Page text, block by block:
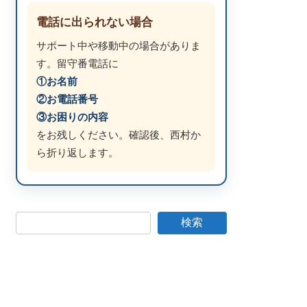
電話に出られない場合
サポート中や移動中の場合がありま
す。留守番電話に
①お名前
②お電話番号
③お困りの内容
をお残しください。確認後、西村か
ら折り返します。
検索